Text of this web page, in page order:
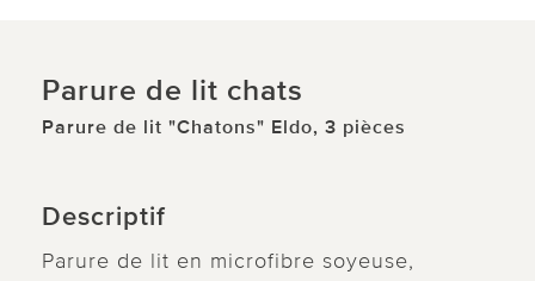
Parure de lit chats
Parure de lit "Chatons" Eldo, 3 pièces
Descriptif
Parure de lit en microfibre soyeuse,